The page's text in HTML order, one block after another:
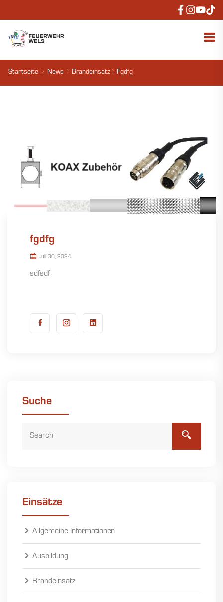
Startseite News Brandeinsatz Fgdfg
fgdfg
Juli 30, 2024
sdfsdf
Suche
Einsätze
Allgemeine Informationen
Ausbildung
Brandeinsatz